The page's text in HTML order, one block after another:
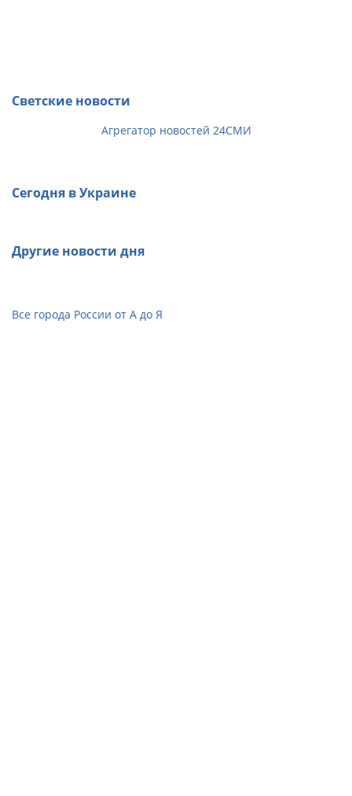
Светские новости
Агрегатор новостей 24СМИ
Сегодня в Украине
Другие новости дня
Все города России от А до Я